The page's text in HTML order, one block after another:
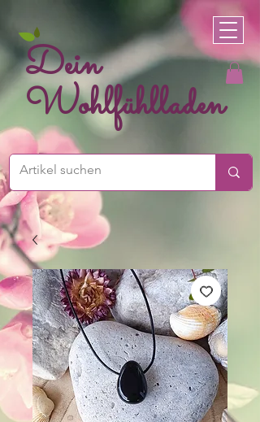
Dein
Wohlfühlladen